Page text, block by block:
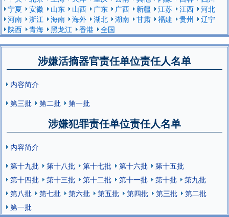
宁夏
安徽 山东 山西 广东 广西 新疆 江苏 江西
河北
河南
浙江 海南 海外 湖北 湖南 甘肃 福建 贵州
辽宁
陕西
青海 黑龙江 香港 全国
涉嫌活摘器官责任单位责任人名单
内容简介
第三批
第二批 第一批
涉嫌犯罪责任单位责任人名单
内容简介
第十九批
第十八批 第十七批 第十六批
第十五批
第十四批
第十三批 第十二批 第十一批 第十批
第九批
第八批
第七批 第六批 第五批 第四批 第三批
第二批
第一批